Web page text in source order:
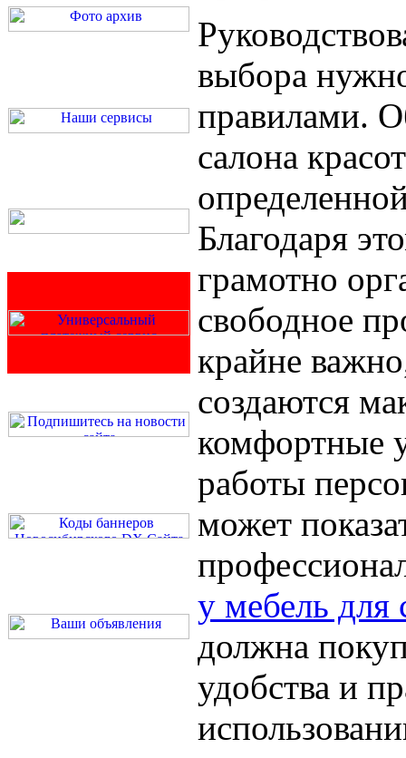
выбора
правилами.
салона
Благодаря
грамотно
свободное
крайне
создаются
комфортные
работы
может
у мебель для
должна
удобства и